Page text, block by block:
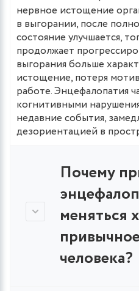
нервное истощение
в выгорании, после
состояние улучшается,
продолжает
выгорания больше
истощение, потеря
работе. Энцефалопатия
когнитивными
недавние события,
дезориентацией в
Почему
меняться
человека?